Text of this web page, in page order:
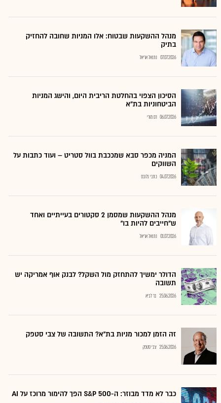
מנהל ההשקעות שבטוח: אלו המניות שחובה להחזיק
בתיק
07.07.2026 נתנאל אריאל
הסיכון הצפוי בהחלטת הריבית היום, והישג המניות
הביטחוניות בת"א
06.07.2026 רם מורי
המניה מכפר סבא שמככבת בוול סטריט – ועוד כתבות על
השווקים
04.07.2026 כתבי גלובס
מנהל ההשקעות שמסמן 2 סקטורים בעייתיים ואחד
ש"חייבים להיות בו"
01.07.2026 נתנאל אריאל
הדולר ימשיך להתחזק מול השקל? לבנק אוף אמריקה יש
תשובה
25.06.2026 בר לביא
זה הזמן למכור מניות בת"א? התשובה של צבי סטפק
25.06.2026 צבי סטפק
כבר לא מדד מבוזר: ה-S&P 500 הפך להימור מרוכז על AI